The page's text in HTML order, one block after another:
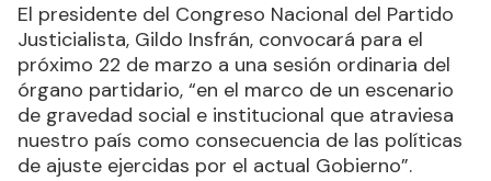
El presidente del Congreso Nacional del Partido
Justicialista, Gildo Insfrán, convocará para el
próximo 22 de marzo a una sesión ordinaria del
órgano partidario, “en el marco de un escenario
de gravedad social e institucional que atraviesa
nuestro país como consecuencia de las políticas
de ajuste ejercidas por el actual Gobierno”.